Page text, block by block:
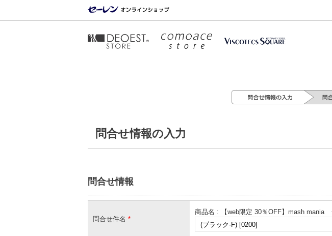
問合せ情報の入力
問合せ情報
問合せ件名 *
商品名 : 【web限定 30％OFF】mash